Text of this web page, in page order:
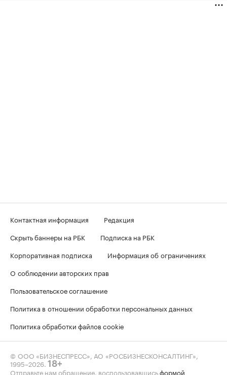
Контактная информация
Редакция
Скрыть баннеры на РБК
Подписка на РБК
Корпоративная подписка
Информация об ограничениях
О соблюдении авторских прав
Пользовательское соглашение
Политика в отношении обработки персональных данных
Политика обработки файлов cookie
© ООО «БИЗНЕСПРЕСС», АО «РОСБИЗНЕСКОНСАЛТИНГ»,
1995–2026. 18+
Отправьте нам обращение, воспользовавшисьформой